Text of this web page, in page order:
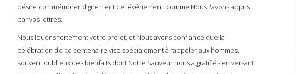
désire commémorer dignement cet événement, comme Nous l'avons appris
par vos lettres.
Nous louons fortement votre projet, et Nous avons confiance que la
célébration de ce centenaire vise spécialement à rappeler aux hommes,
souvent oublieux des bienfaits dont Notre Sauveur nous a gratifiés en versant